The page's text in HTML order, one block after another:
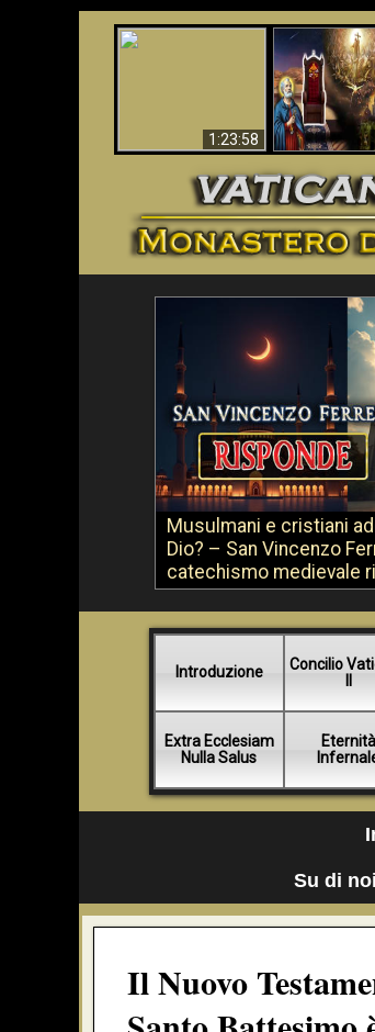
1:23:58
La Bibbia ha
70 anni senza
Musulmani e cristiani
Dio? – San Vincenzo
catechismo medievale
Introduzione
Concilio
Extra Ecclesiam
Nulla Salus
Eternità
Su di noi
Il Nuovo